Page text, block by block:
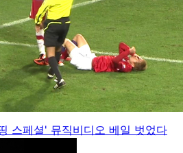
스페셜' 뮤직비디오 베일 벗었다